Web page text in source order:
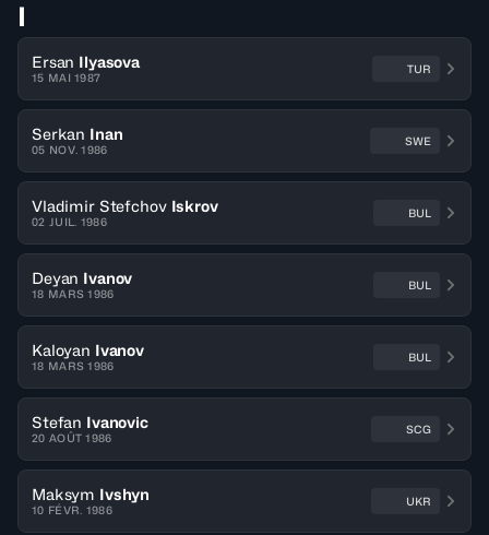
I
Ersan Ilyasova
15 MAI 1987
TUR
Serkan Inan
05 NOV. 1986
SWE
Vladimir Stefchov Iskrov
02 JUIL. 1986
BUL
Deyan Ivanov
18 MARS 1986
BUL
Kaloyan Ivanov
18 MARS 1986
BUL
Stefan Ivanovic
20 AOÛT 1986
SCG
Maksym Ivshyn
10 FÉVR. 1986
UKR